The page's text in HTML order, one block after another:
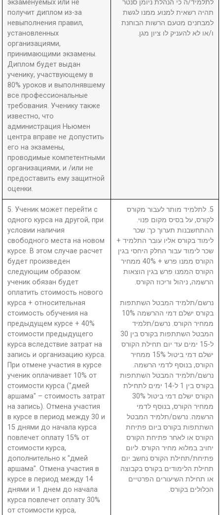
экзаменуемых или не
получит диплом из-за
невыполнения правил,
установленных
организациями,
принимающими экзамены.
Диплом будет выдан
ученику, участвующему в
80% уроков и выполнявшему
все профессиональные
требования. Ученику также
известно, что
администрация Ньюмен
центра вправе не допустить
его на экзамены,
проводимые компетентными
организациями, и /или не
предоставить ему защитной
оценки.
לתלמיד/ה כי הנהלת ניומן סנטר
תהיה רשאית למנוע ממנו לגשת
למבחנים מטעם הרשות הבוחנת
ו/או לא להעניק לו ציון מגן.
5. Ученик может перейти с
одного курса на другой, при
условии наличия
свободного места на новом
курсе. В этом случае расчет
будет произведен
следующим образом:
ученик обязан будет
оплатить стоимость нового
курса + относительная
стоимость обучения на
предыдущем курсе + 40%
стоимости предыдущего
курса вследствие затрат на
запись и организацию курса.
При отмене участия в курсе
ученик оплачивает 10% от
стоимости курса ("дмей
аршама" – стоимость затрат
на запись). Отмена участия
в курсе в период между 30 и
15 днями до начала курса
повлечет оплату 15% от
стоимости курса,
дополнительно к "дмей
аршама". Отмена участия в
курсе в период между 14
днями и 1 днем до начала
курса повлечет оплату 30%
от стоимости курса,
5. לתלמיד מותר לעבור מקורס
לקורס, על בסיס מקום פנוי.
ההתחשבנות תערוך כך: שכר
לימוד בקורס אליו עובר התלמיד +
שכר לימוד עבור החלק היחסי בגין
הקורס ממנו פרש + 40% ממחיר
הקורס הממנו פרש בגין הוצאות
הרשמה, ניהול וריכוז הקורס.
נרשם/תלמיד המבטל השתתפות
בקורס ישלם דמי ההרשמה 10%
ממחיר הקורס. נרשם/תלמיד
המבטל השתתפות בקורס בין 30
ל-15 ימים עד יום תחילת הקורס
ישלם דמי ביטול 15% ממחיר
הקורס, בנוסף לדמי הרשמה.
נרשם/תלמיד המבטל השתתפות
בקורס בין 1 ל-14 ימים לתחילת
הקורס ישלם דמי ביטול 30%
ממחיר הקורס, בנוסף לדמי
הרשמה. נרשם/תלמיד המבטל
השתתפות בקורס ביום פתיחת
הקורס או לאחר פתיחת הקורס
יחויב במלוא מחיר הקורס. ליום
פתיחת/תחילת הקורס נחשב יום
תחילת הלימודים בקורס בקבוצה
או תחילת השיעורים הפרטיים
הכלולים בקורס.